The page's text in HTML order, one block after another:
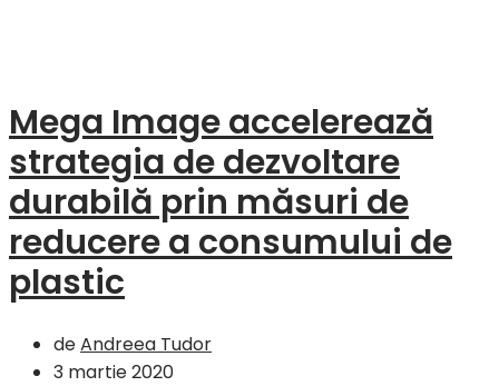
Mega Image accelerează
strategia de dezvoltare
durabilă prin măsuri de
reducere a consumului de
plastic
deAndreea Tudor
3 martie 2020